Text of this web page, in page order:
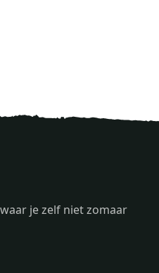
je zelf niet zomaar